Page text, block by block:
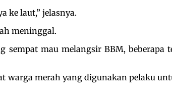
ke laut,” jelasnya.
meninggal.
mau melangsir BBM, beberapa
warga merah yang digunakan pelaku